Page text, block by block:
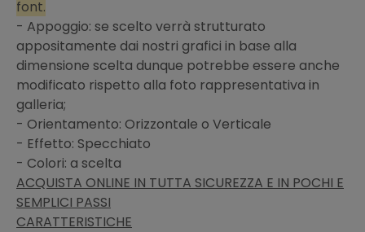
font.
- Appoggio: se scelto verrà strutturato
appositamente dai nostri grafici in base alla
dimensione scelta dunque potrebbe essere anche
modificato rispetto alla foto rappresentativa in
galleria;
- Orientamento: Orizzontale o Verticale
- Effetto: Specchiato
- Colori: a scelta
ACQUISTA ONLINE IN TUTTA SICUREZZA E IN POCHI E
SEMPLICI PASSI
CARATTERISTICHE